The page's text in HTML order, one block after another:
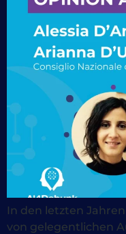
In den letzten
von gelegentlichen